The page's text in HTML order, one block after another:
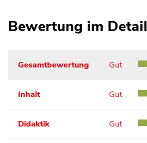
Bewertung im Detail
Gesamtbewertung Gut
Inhalt Gut
Didaktik Gut